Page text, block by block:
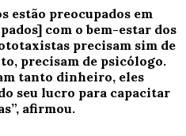
estão preocupados em
com o bem-estar dos
precisam sim de
precisam de psicólogo.
tanto dinheiro, eles
seu lucro para capacitar
afirmou.